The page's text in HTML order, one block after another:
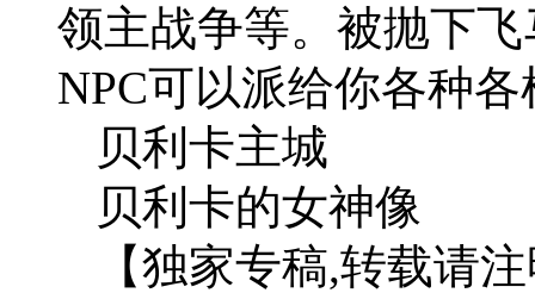
领主战争等。被抛下
NPC可以派给你各种
贝利卡主城
贝利卡的女神像
【独家专稿,转载请